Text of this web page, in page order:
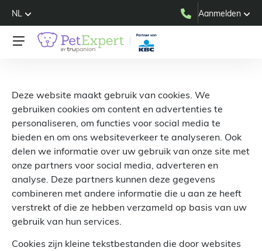
NL Aanmelden
Deze website maakt gebruik van cookies. We
gebruiken cookies om content en advertenties te
personaliseren, om functies voor social media te
bieden en om ons websiteverkeer te analyseren. Ook
delen we informatie over uw gebruik van onze site met
onze partners voor social media, adverteren en
analyse. Deze partners kunnen deze gegevens
combineren met andere informatie die u aan ze heeft
verstrekt of die ze hebben verzameld op basis van uw
gebruik van hun services.
Cookies zijn kleine tekstbestanden die door websites